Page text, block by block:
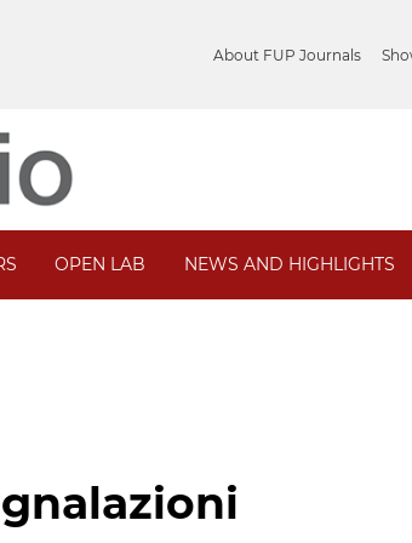
About FUP Journals
OPEN LAB NEWS AND HIGHLIGHTS